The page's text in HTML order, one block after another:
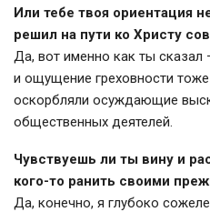
Или тебе твоя ориентация
решил на пути ко Христу
Да, вот именно как ты сказал
и ощущение греховности
оскорбляли осуждающие
общественных деятелей.
Чувствуешь ли ты вину и
кого-то ранить своими
Да, конечно, я глубоко